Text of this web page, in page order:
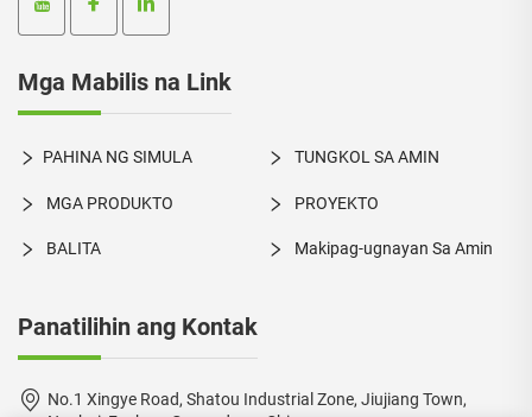
Mga Mabilis na Link
PAHINA NG SIMULA TUNGKOL SA AMIN
MGA PRODUKTO PROYEKTO
BALITA Makipag-ugnayan Sa Amin
Panatilihin ang Kontak
No.1 Xingye Road, Shatou Industrial Zone, Jiujiang Town,